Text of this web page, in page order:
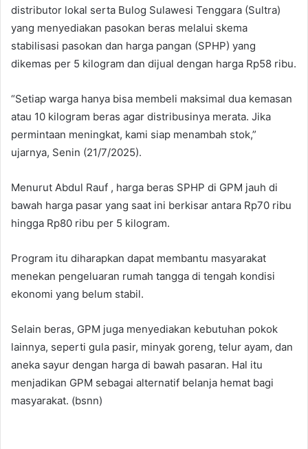
distributor lokal serta Bulog Sulawesi Tenggara (Sultra)
yang menyediakan pasokan beras melalui skema
stabilisasi pasokan dan harga pangan (SPHP) yang
dikemas per 5 kilogram dan dijual dengan harga Rp58 ribu.
“Setiap warga hanya bisa membeli maksimal dua kemasan
atau 10 kilogram beras agar distribusinya merata. Jika
permintaan meningkat, kami siap menambah stok,”
ujarnya, Senin (21/7/2025).
Menurut Abdul Rauf , harga beras SPHP di GPM jauh di
bawah harga pasar yang saat ini berkisar antara Rp70 ribu
hingga Rp80 ribu per 5 kilogram.
Program itu diharapkan dapat membantu masyarakat
menekan pengeluaran rumah tangga di tengah kondisi
ekonomi yang belum stabil.
Selain beras, GPM juga menyediakan kebutuhan pokok
lainnya, seperti gula pasir, minyak goreng, telur ayam, dan
aneka sayur dengan harga di bawah pasaran. Hal itu
menjadikan GPM sebagai alternatif belanja hemat bagi
masyarakat. (bsnn)